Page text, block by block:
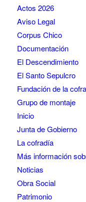
Actos 2026
Aviso Legal
Corpus Chico
Documentación
El Descendimiento
El Santo Sepulcro
Fundación de la
Grupo de montaje
Inicio
Junta de Gobierno
La cofradía
Más información
Noticias
Obra Social
Patrimonio